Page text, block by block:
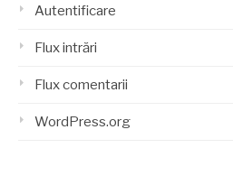
Autentificare
Flux intrări
Flux comentarii
WordPress.org